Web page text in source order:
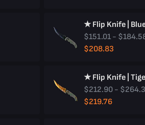
★ Flip Knife |
$151.01 -
$208.83
★ Flip Knife |
$212.90 -
$219.76